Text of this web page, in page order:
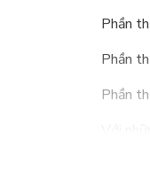
Phần
Phần
Phần